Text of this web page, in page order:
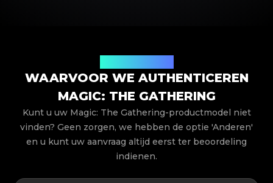
WAARVOOR WE AUTHENTICEREN
MAGIC: THE GATHERING
Kunt u uw Magic: The Gathering-productmodel niet
vinden? Geen zorgen, we hebben de optie 'Anderen'
en u kunt uw aanvraag altijd eerst ter beoordeling
indienen.